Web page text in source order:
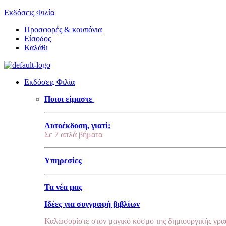
Εκδόσεις Φιλία
Προσφορές & κουπόνια
Είσοδος
Καλάθι
Εκδόσεις Φιλία
Ποιοι είμαστε
Αυτοέκδοση, γιατί;
Σε 7 απλά βήματα
Υπηρεσίες
Τα νέα μας
Ιδέες για συγγραφή βιβλίων
Καλωσορίστε στον μαγικό κόσμο της δημιουργικής